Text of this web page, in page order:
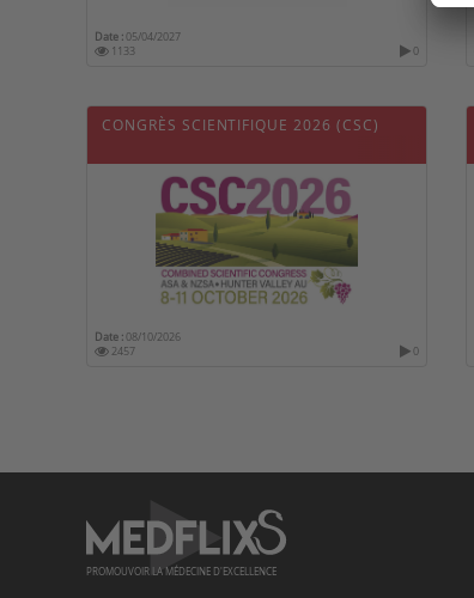
Date :05/04/2027
1133
0
CONGRÈS SCIENTIFIQUE 2026 (CSC)
Date :08/10/2026
2457
0
PROMOUVOIR LA MÉDECINE D'EXCELLENCE